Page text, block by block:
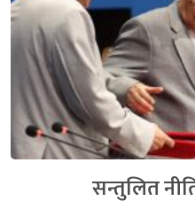
सन्तुलित